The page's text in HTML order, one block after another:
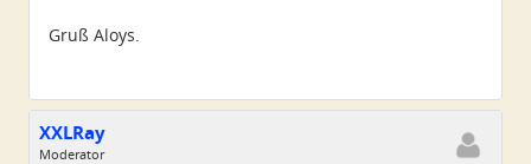
Gruß Aloys.
XXLRay
Moderator